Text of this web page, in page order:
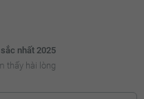
nhất 2025
thấy hài lòng